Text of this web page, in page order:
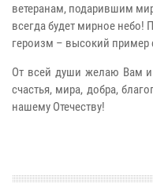
ветеранам, подарившим
всегда будет мирное небо!
героизм – высокий пример
От всей души желаю Вам
счастья, мира, добра,
нашему Отечеству!